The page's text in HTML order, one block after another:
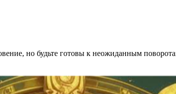
но будьте готовы к неожиданным